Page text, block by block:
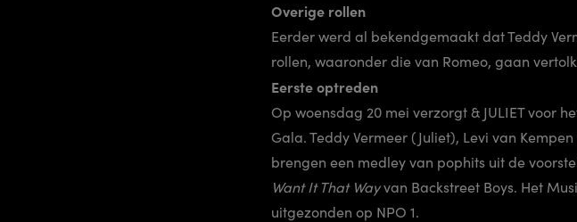
Overige rollen
Eerder werd al bekendgemaakt dat Teddy
rollen, waaronder die van Romeo, gaan
Eerste optreden
Op woensdag 20 mei verzorgt & JULIET voor
Gala. Teddy Vermeer (Juliet), Levi van
brengen een medley van pophits uit de
Want It That Wayvan Backstreet Boys. Het
uitgezonden op NPO 1.